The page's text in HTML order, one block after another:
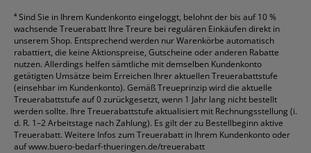
⁴Sind Sie in Ihrem Kundenkonto eingeloggt, belohnt der bis auf 10 %
wachsende Treuerabatt Ihre Treure bei regulären Einkäufen direkt in
unserem Shop. Entsprechend werden nur Warenkörbe automatisch
rabattiert, die keine Aktionspreise, Gutscheine oder anderen Rabatte
nutzen. Allerdings helfen sämtliche mit demselben Kundenkonto
getätigten Umsätze beim Erreichen Ihrer aktuellen Treuerabattstufe
(einsehbar im Kundenkonto). Gemäß Treueprinzip wird die aktuelle
Treuerabattstufe auf 0 zurückgesetzt, wenn 1 Jahr lang nicht bestellt
werden sollte. Ihre Treuerabattstufe aktualisiert mit Rechnungsstellung (i.
d. R. 1–2 Arbeitstage nach Zahlung). Es gilt der zu Bestellbeginn aktive
Treuerabatt. Weitere Infos zum Treuerabatt in Ihrem Kundenkonto oder
aufwww.buero-bedarf-thueringen.de/treuerabatt